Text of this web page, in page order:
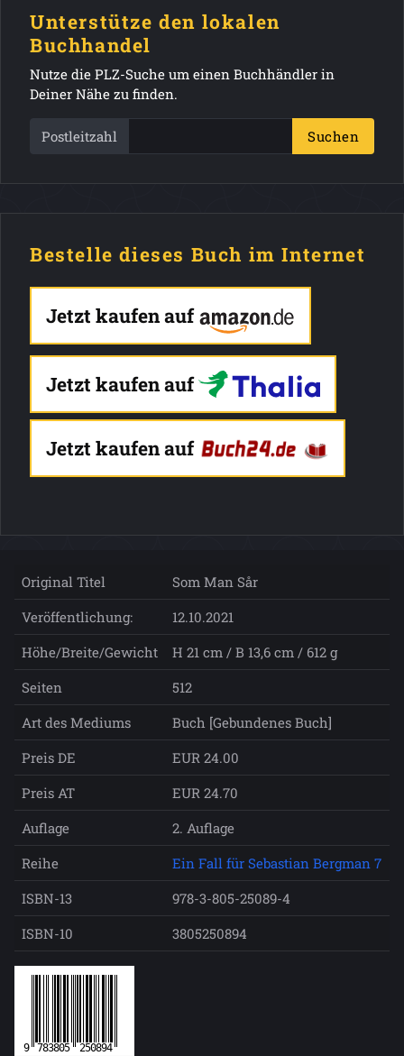
Unterstütze den lokalen
Buchhandel
Nutze die PLZ-Suche um einen Buchhändler in
Deiner Nähe zu finden.
Postleitzahl Suchen
Bestelle dieses Buch im Internet
Jetzt kaufen auf
Jetzt kaufen auf
Jetzt kaufen auf
Original Titel
Som Man Sår
Veröffentlichung:
12.10.2021
Höhe/Breite/Gewicht
H 21 cm / B 13,6 cm / 612 g
Seiten
512
Art des Mediums
Buch [Gebundenes Buch]
Preis DE
EUR 24.00
Preis AT
EUR 24.70
Auflage
2. Auflage
Reihe
Ein Fall für Sebastian Bergman 7
ISBN-13
978-3-805-25089-4
ISBN-10
3805250894